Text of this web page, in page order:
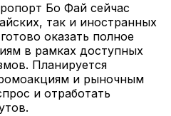
Бо Фай сейчас
так и иностранных
оказать полное
в рамках доступных
Планируется
и рыночным
и отработать